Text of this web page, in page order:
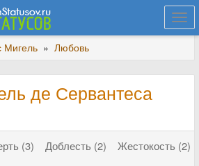
Мигель » Любовь
де Сервантеса
(3) Доблесть (2)
Жестокость (2)